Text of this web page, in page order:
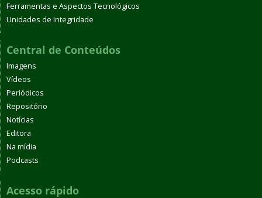
Ferramentas e Aspectos Tecnológicos
Unidades de Integridade
Central de Conteúdos
Imagens
Vídeos
Periódicos
Repositório
Notícias
Editora
Na mídia
Podcasts
Acesso rápido